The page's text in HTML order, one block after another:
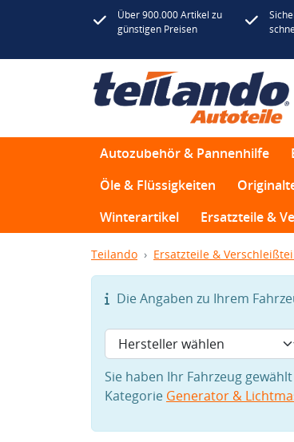
Über 900.000 Artikel zu
günstigen Preisen
Autozubehör & Pannenhilfe
Öle & Flüssigkeiten
Winterartikel
Ersatzteile &
Teilando Ersatzteile &
Die Angaben zu Ihrem
Sie haben Ihr Fahrzeug
Kategorie Generator &